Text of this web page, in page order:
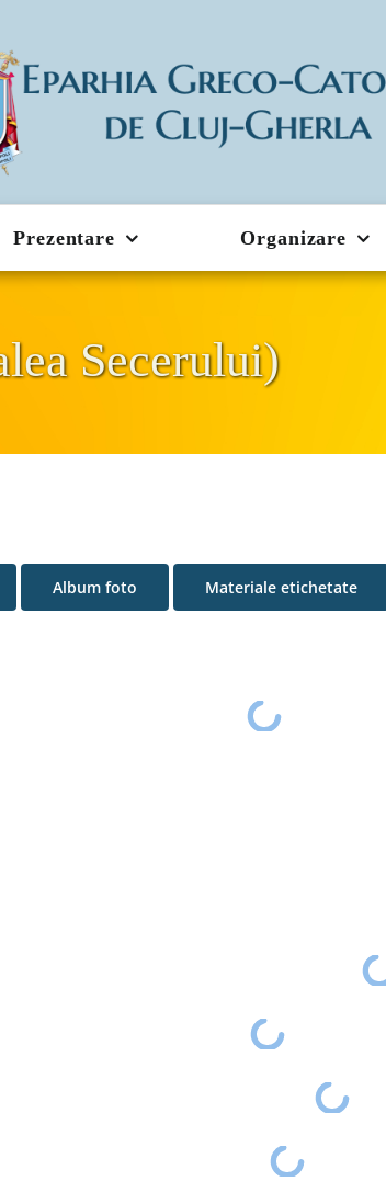
Prezentare Organizare
Secerului)
Album foto Materiale etichetate